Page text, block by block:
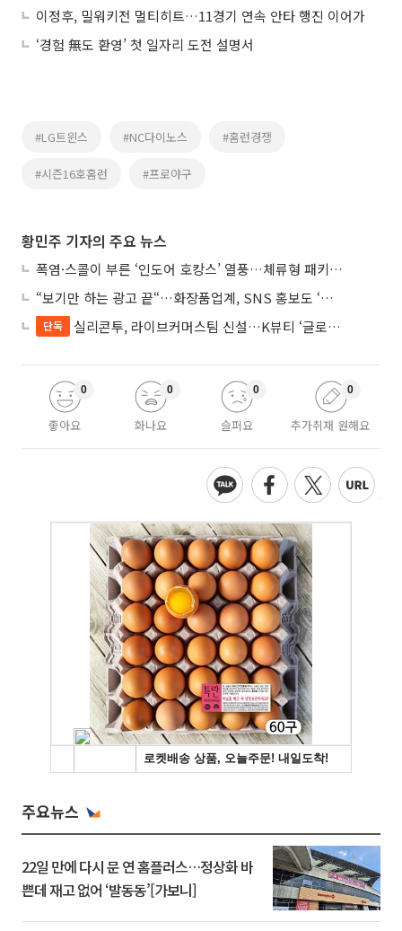
이정후, 밀워키전 멀티히트…11경기 연속 안타 행진 이어가
‘경험 無도 환영’ 첫 일자리 도전 설명서
#LG트윈스 #NC다이노스 #홈런경쟁
#시즌16호홈런 #프로야구
황민주 기자의 주요 뉴스
폭염·스콜이 부른 ‘인도어 호캉스’ 열풍…체류형 패키지 뜬다
“보기만 하는 광고 끝“…화장품업계, SNS 홍보도 ‘참여형 콘텐츠’로 변모
단독 실리콘투, 라이브커머스팀 신설…K뷰티 ‘글로벌 판매망’ 확대
좋아요
0
화나요
0
슬퍼요
0
추가취재 원해요
0
주요뉴스
22일 만에 다시 문 연 홈플러스…정상화 바
쁜데 재고 없어 ‘발동동’[가보니]